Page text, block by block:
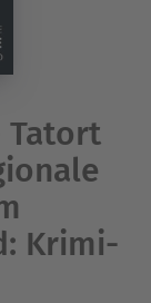
Tatort
Krimi-